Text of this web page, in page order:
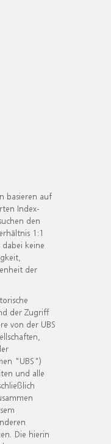
basieren auf
Index-
den
1:1
keine
der
der Zugriff
von der UBS
"UBS")
und alle
Die hierin